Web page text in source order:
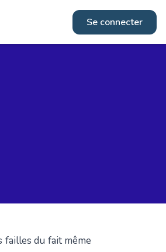
Se connecter
failles du fait même